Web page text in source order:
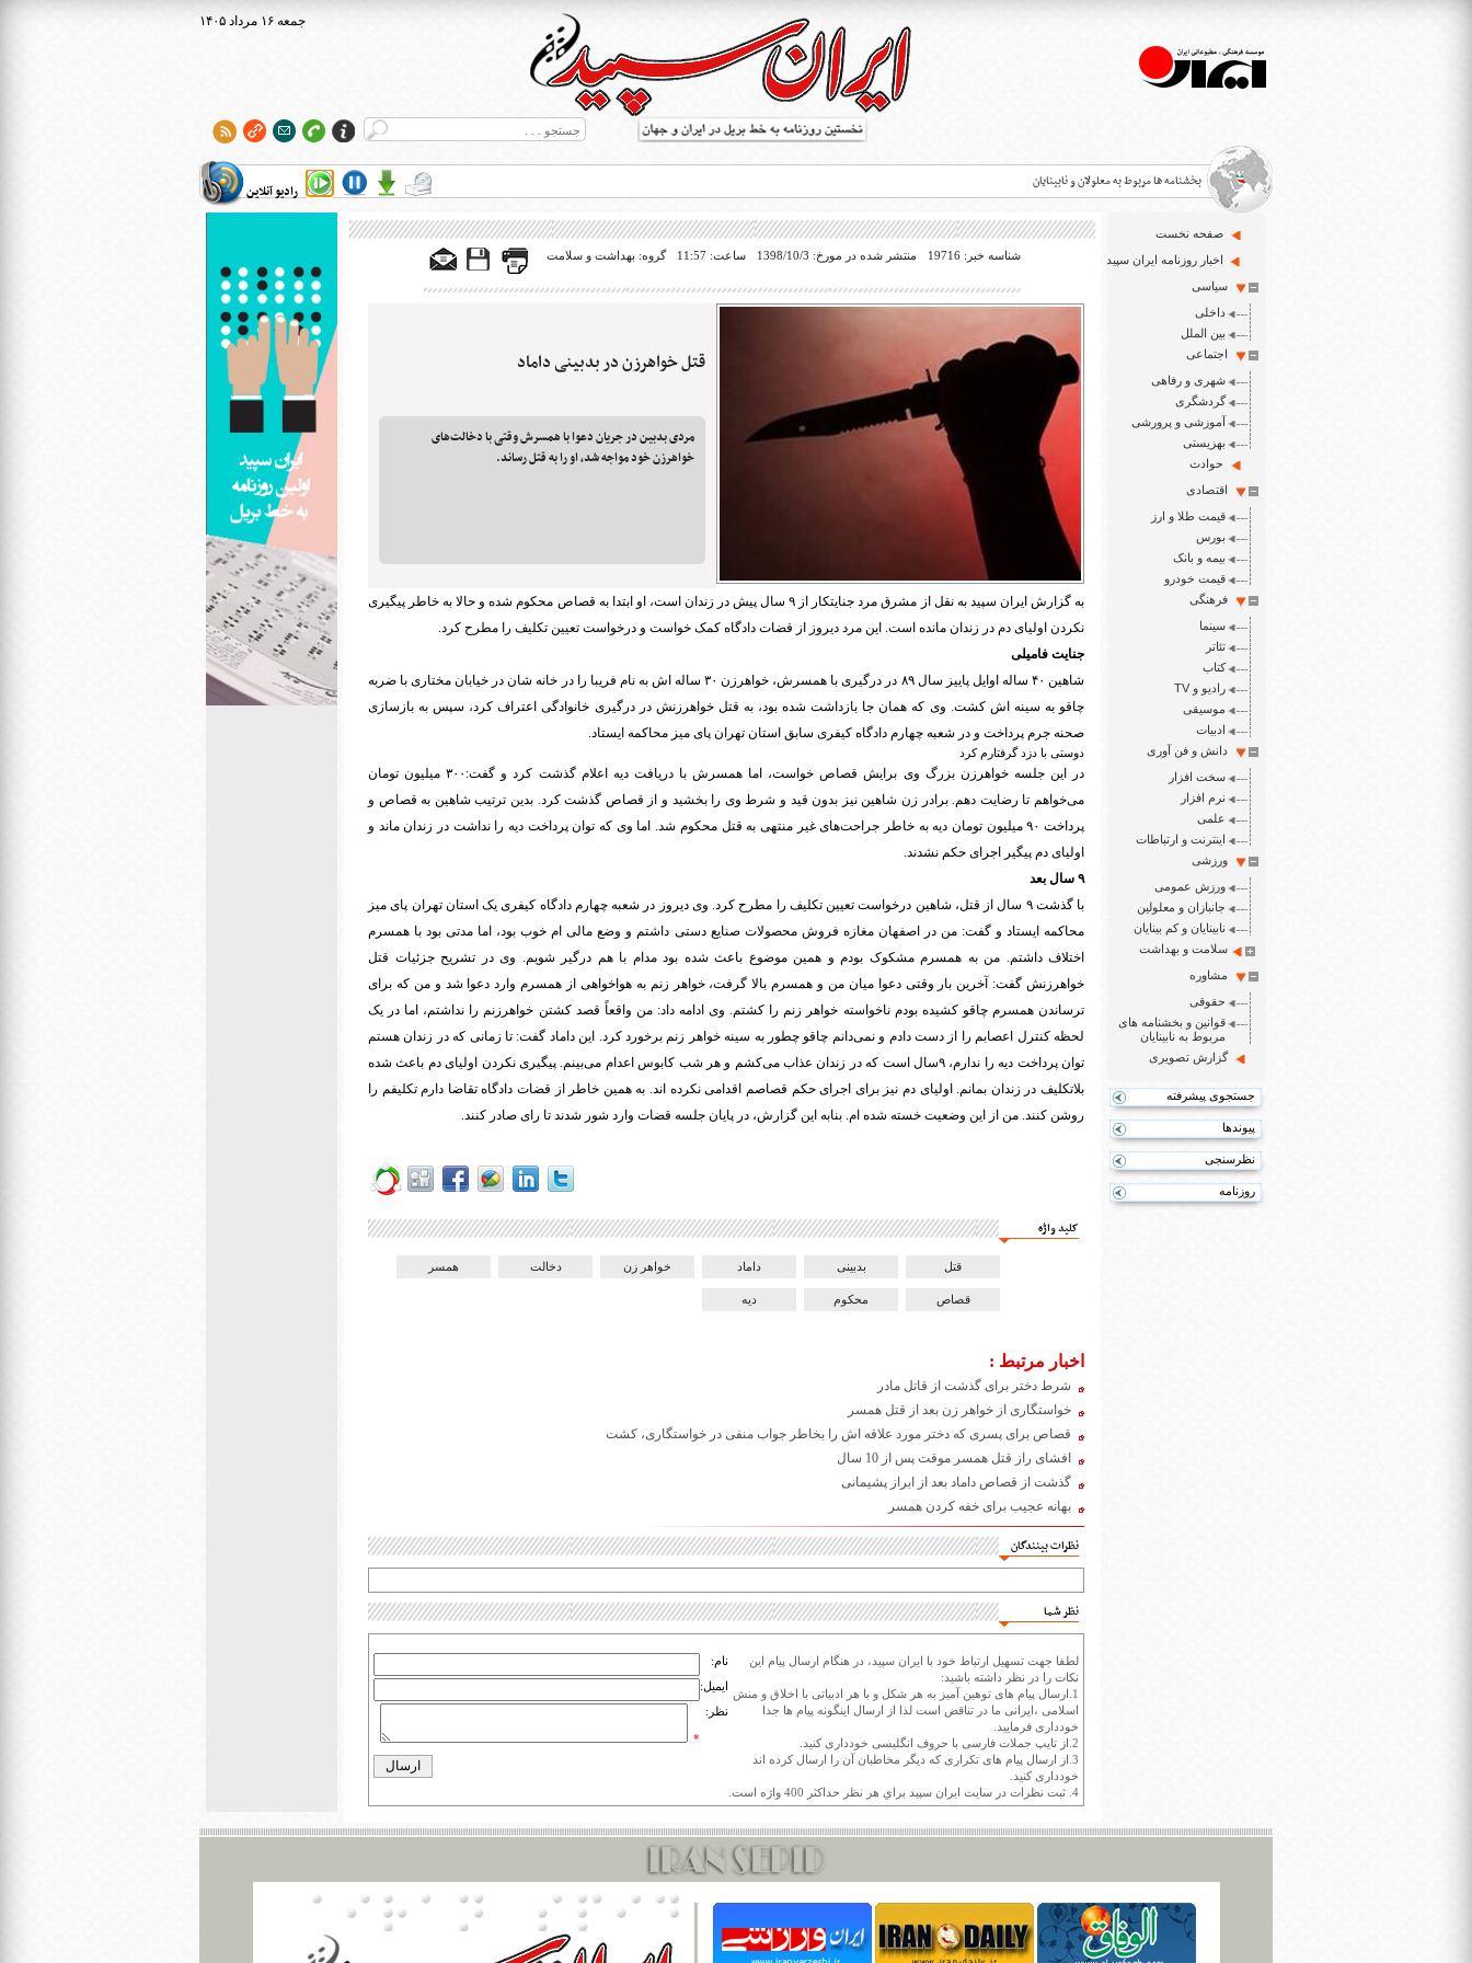
۱۴۰۵ جمعه ۱۶ مرداد
رادیو آنلاین
بخشنامه ها مربوط به معلولان و نابینایان
>
قانون حمایت از حقوق معلولان
اخبار حوزه معلولان و نابینایان
>
ایران سپید سایت خبری نابینایان و تنها روزنامه به خط بریل در جهان
>
صفحه نخست
اخبار روزنامه ایران سپید
سیاسی
داخلی
بین الملل
اجتماعی
شهری و رفاهی
گردشگری
آموزشی و پرورشی
بهزیستی
حوادث
اقتصادی
قیمت طلا و ارز
بورس
بیمه و بانک
قیمت خودرو
فرهنگی
سینما
تئاتر
کتاب
رادیو و TV
موسیقی
ادبیات
دانش و فن آوری
سخت افزار
نرم افزار
علمی
اینترنت و ارتباطات
ورزشی
ورزش عمومی
جانبازان و معلولین
نابینایان و کم بینایان
سلامت و بهداشت
مشاوره
حقوقی
قوانین و بخشنامه های
مربوط به نابینایان
گزارش تصویری
جستجوی پیشرفته
پیوندها
نظرسنجی
روزنامه
شناسه خبر: 19716 منتشر شده در مورخ: 1398/10/3 ساعت: 11:57 گروه: بهداشت و سلامت
قتل خواهرزن در بدبینی داماد
مردی بدبین در جریان دعوا با همسرش وقتی با دخالت‌های
خواهرزن خود مواجه شد، او را به قتل رساند.
به گزارش ایران سپید به نقل از مشرق مرد جنایتکار از ۹ سال پیش در زندان است، او ابتدا به قصاص محکوم شده و حالا به خاطر پیگیری
نکردن اولیای دم در زندان مانده است. این مرد دیروز از قضات دادگاه کمک خواست و درخواست تعیین تکلیف را مطرح کرد.
جنایت فامیلی
شاهین ۴۰ ساله اوایل پاییز سال ۸۹ در درگیری با همسرش، خواهرزن ۳۰ ساله اش به نام فریبا را در خانه شان در خیابان مختاری با ضربه
چاقو به سینه اش کشت. وی که همان جا بازداشت شده بود، به قتل خواهرزنش در درگیری خانوادگی اعتراف کرد، سپس به بازسازی
صحنه جرم پرداخت و در شعبه چهارم دادگاه کیفری سابق استان تهران پای میز محاکمه ایستاد.
دوستی با دزد گرفتارم کرد
در این جلسه خواهرزن بزرگ وی برایش قصاص خواست، اما همسرش با دریافت دیه اعلام گذشت کرد و گفت:۳۰۰ میلیون تومان
می‌خواهم تا رضایت دهم. برادر زن شاهین نیز بدون قید و شرط وی را بخشید و از قصاص گذشت کرد. بدین ترتیب شاهین به قصاص و
پرداخت ۹۰ میلیون تومان دیه به خاطر جراحت‌های غیر منتهی به قتل محکوم شد. اما وی که توان پرداخت دیه را نداشت در زندان ماند و
اولیای دم پیگیر اجرای حکم نشدند.
۹ سال بعد
با گذشت ۹ سال از قتل، شاهین درخواست تعیین تکلیف را مطرح کرد. وی دیروز در شعبه چهارم دادگاه کیفری یک استان تهران پای میز
محاکمه ایستاد و گفت: من در اصفهان مغازه فروش محصولات صنایع دستی داشتم و وضع مالی ام خوب بود، اما مدتی بود با همسرم
اختلاف داشتم. من به همسرم مشکوک بودم و همین موضوع باعث شده بود مدام با هم درگیر شویم. وی در تشریح جزئیات قتل
خواهرزنش گفت: آخرین بار وقتی دعوا میان من و همسرم بالا گرفت، خواهر زنم به هواخواهی از همسرم وارد دعوا شد و من که برای
ترساندن همسرم چاقو کشیده بودم ناخواسته خواهر زنم را کشتم. وی ادامه داد: من واقعاً قصد کشتن خواهرزنم را نداشتم، اما در یک
لحظه کنترل اعصابم را از دست دادم و نمی‌دانم چاقو چطور به سینه خواهر زنم برخورد کرد. این داماد گفت: تا زمانی که در زندان هستم
توان پرداخت دیه را ندارم، ۹سال است که در زندان عذاب می‌کشم و هر شب کابوس اعدام می‌بینم. پیگیری نکردن اولیای دم باعث شده
بلاتکلیف در زندان بمانم. اولیای دم نیز برای اجرای حکم قصاصم اقدامی نکرده اند. به همین خاطر از قضات دادگاه تقاضا دارم تکلیفم را
روشن کنند. من از این وضعیت خسته شده ام. بنابه این گزارش، در پایان جلسه قضات وارد شور شدند تا رای صادر کنند.
کلید واژه
قتل بدبینی داماد خواهر زن دخالت همسر
قصاص محکوم دیه
اخبار مرتبط :
شرط دختر برای گذشت از قاتل مادر
خواستگاری از خواهر زن بعد از قتل همسر
قصاص برای پسری که دختر مورد علاقه اش را بخاطر جواب منفی در خواستگاری، کشت
افشای راز قتل همسر موقت پس از 10 سال
گذشت از قصاص داماد بعد از ابراز پشیمانی
بهانه عجیب برای خفه کردن همسر
نظرات بینندگان
نظر شما
لطفا جهت تسهیل ارتباط خود با ایران سپید، در هنگام ارسال پیام این
نکات را در نظر داشته باشید:
1.ارسال پیام های توهین آمیز به هر شکل و با هر ادبیاتی با اخلاق و منش
اسلامی ،ایرانی ما در تناقض است لذا از ارسال اینگونه پیام ها جدا
خودداری فرمایید.
2.از تایپ جملات فارسی با حروف انگلیسی خودداری کنید.
3.از ارسال پیام های تکراری که دیگر مخاطبان آن را ارسال کرده اند
خودداری کنید.
4. ثبت نظرات در سايت ايران سپيد براي هر نظر حداکثر 400 واژه است.
نام:
ایمیل:
نظر:
*